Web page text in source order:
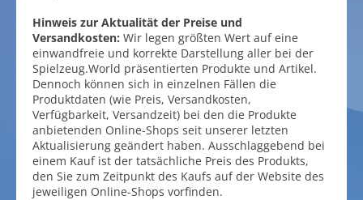
Hinweis zur Aktualität der Preise und
Versandkosten: Wir legen größten Wert auf eine
einwandfreie und korrekte Darstellung aller bei der
Spielzeug.World präsentierten Produkte und Artikel.
Dennoch können sich in einzelnen Fällen die
Produktdaten (wie Preis, Versandkosten,
Verfügbarkeit, Versandzeit) bei den die Produkte
anbietenden Online-Shops seit unserer letzten
Aktualisierung geändert haben. Ausschlaggebend bei
einem Kauf ist der tatsächliche Preis des Produkts,
den Sie zum Zeitpunkt des Kaufs auf der Website des
jeweiligen Online-Shops vorfinden.